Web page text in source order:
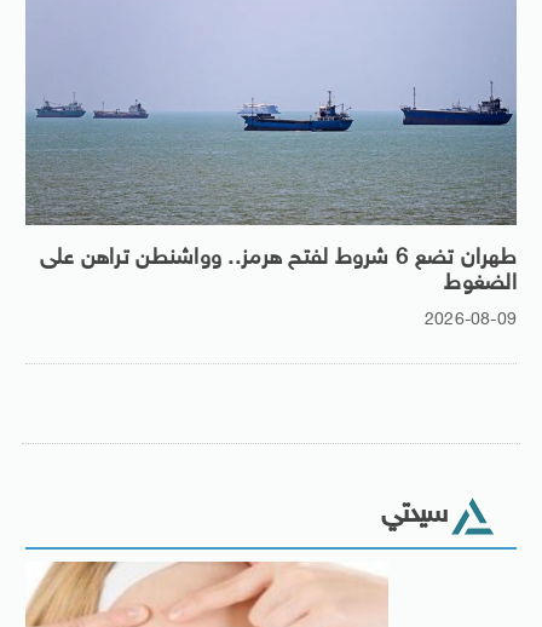
طهران تضع 6 شروط لفتح هرمز.. وواشنطن تراهن على
الضغوط
2026-08-09
سيدتي